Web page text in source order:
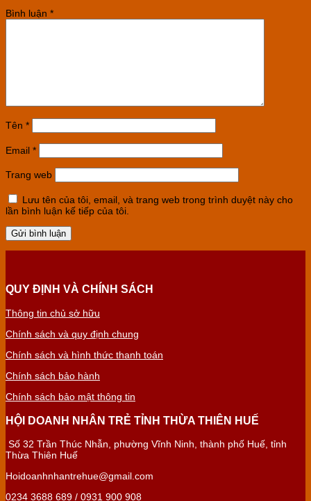
Bình luận *
Tên *
Email *
Trang web
Lưu tên của tôi, email, và trang web trong trình duyệt này cho
lần bình luận kế tiếp của tôi.
QUY ĐỊNH VÀ CHÍNH SÁCH
Thông tin chủ sở hữu
Chính sách và quy định chung
Chính sách và hình thức thanh toán
Chính sách bảo hành
Chính sách bảo mật thông tin
HỘI DOANH NHÂN TRẺ TỈNH THỪA THIÊN HUẾ
Số 32 Trần Thúc Nhẫn, phường Vĩnh Ninh, thành phố Huế, tỉnh
Thừa Thiên Huế
Hoidoanhnhantrehue@gmail.com
0234 3688 689 / 0931 900 908